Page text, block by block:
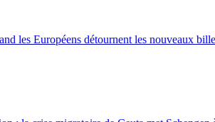
les Européens détournent les nouveaux